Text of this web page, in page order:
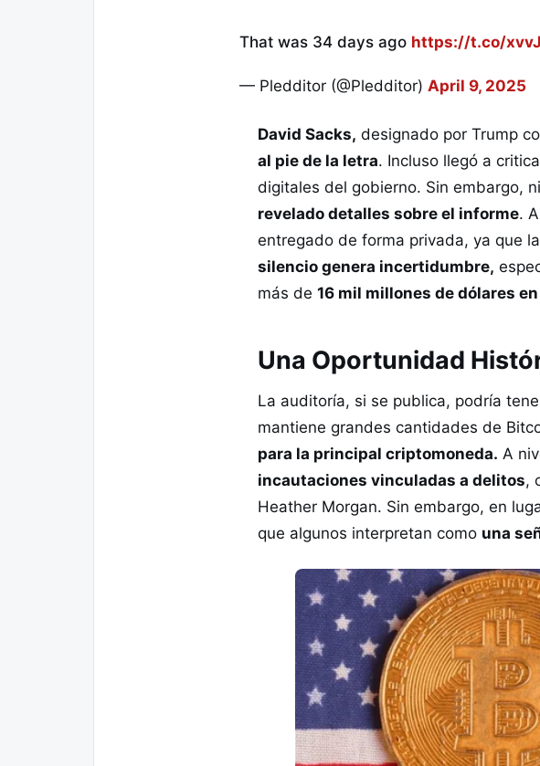
That was 34 days ago https://t.co/
— Pledditor (@Pledditor) April 9, 2025
David Sacks, designado por Trump
al pie de la letra. Incluso llegó a
digitales del gobierno. Sin embargo,
revelado detalles sobre el informe.
entregado de forma privada, ya que
silencio genera incertidumbre,
más de 16 mil millones de dólares en
Una Oportunidad
La auditoría, si se publica, podría
mantiene grandes cantidades de
para la principal criptomoneda. A
incautaciones vinculadas a delitos,
Heather Morgan. Sin embargo, en
que algunos interpretan como una